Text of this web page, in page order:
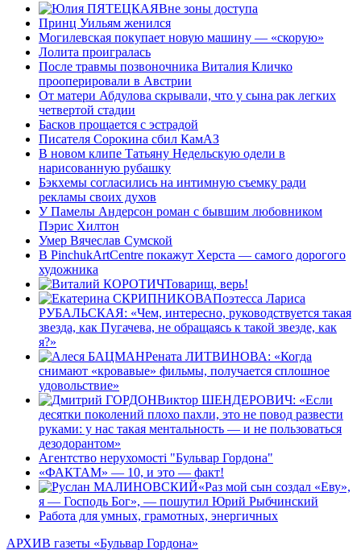
Вне зоны доступа
Принц Уильям женился
Могилевская покупает новую машину — «cкорую»
Лолита проигралась
После травмы позвоночника Виталия Кличко
прооперировали в Австрии
От матери Абдулова скрывали, что у сына рак легких
четвертой стадии
Басков прощается с эстрадой
Писателя Сорокина сбил КамАЗ
В новом клипе Татьяну Недельскую одели в
нарисованную рубашку
Бэкхемы согласились на интимную съемку ради
рекламы своих духов
У Памелы Андерсон роман с бывшим любовником
Пэрис Хилтон
Умер Вячеслав Сумской
В PinchukArtCentre покажут Херста — самого дорогого
художника
Товарищ, верь!
Поэтесса Лариса
РУБАЛЬСКАЯ: «Чем, интересно, руководствуется такая
звезда, как Пугачева, не обращаясь к такой звезде, как
я?»
Рената ЛИТВИНОВА: «Когда
снимают «кровавые» фильмы, получается сплошное
удовольствие»
Виктор ШЕНДЕРОВИЧ: «Если
десятки поколений плохо пахли, это не повод развести
руками: у нас такая ментальность — и не пользоваться
дезодорантом»
Агентство нерухомості "Бульвар Гордона"
«ФАКТАМ» — 10, и это — факт!
«Раз мой сын создал «Еву»,
я — Господь Бог», — пошутил Юрий Рыбчинский
Работа для умных, грамотных, энергичных
АРХИВ газеты «Бульвар Гордона»